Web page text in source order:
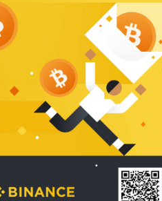
khuẩn và nấm mốc trong điều kiện
thời tiết nóng ẩm. Bạn có thể tìm hiểu
thêm các nghiên cứu khoa học về tác
động của giấc ngủ và môi trường
phòng ngủ đối với sức khỏe con
người tại Sleep Foundation (External
Link) để có cái nhìn toàn diện hơn.
2. Các tiêu chí vàng khi lựa chọn
chăn ga gối đệm cao cấp cho phòng
ngủ
Để sở hữu một bộ chăn ga gối đệm
cao cấp hoàn hảo cả về thẩm mỹ lẫn
công năng, người tiêu dùng cần cân
nhắc kỹ lưỡng các tiêu chí quan trọng